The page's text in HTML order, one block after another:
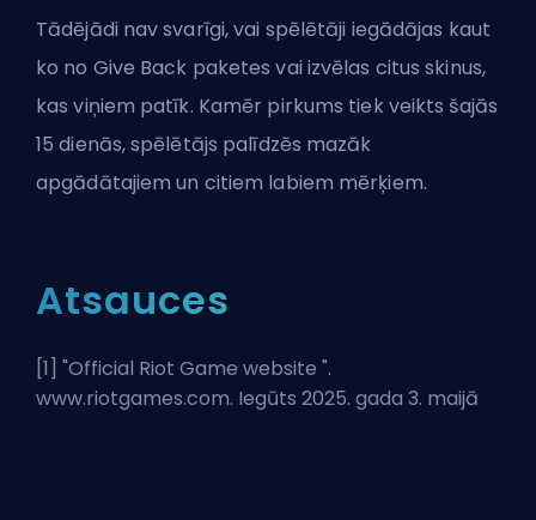
Tādējādi nav svarīgi, vai spēlētāji iegādājas kaut
ko no Give Back paketes vai izvēlas citus skinus,
kas viņiem patīk. Kamēr pirkums tiek veikts šajās
15 dienās, spēlētājs palīdzēs mazāk
apgādātajiem un citiem labiem mērķiem.
Atsauces
[1] "Official Riot Game website ".
www.riotgames.com. Iegūts 2025. gada 3. maijā